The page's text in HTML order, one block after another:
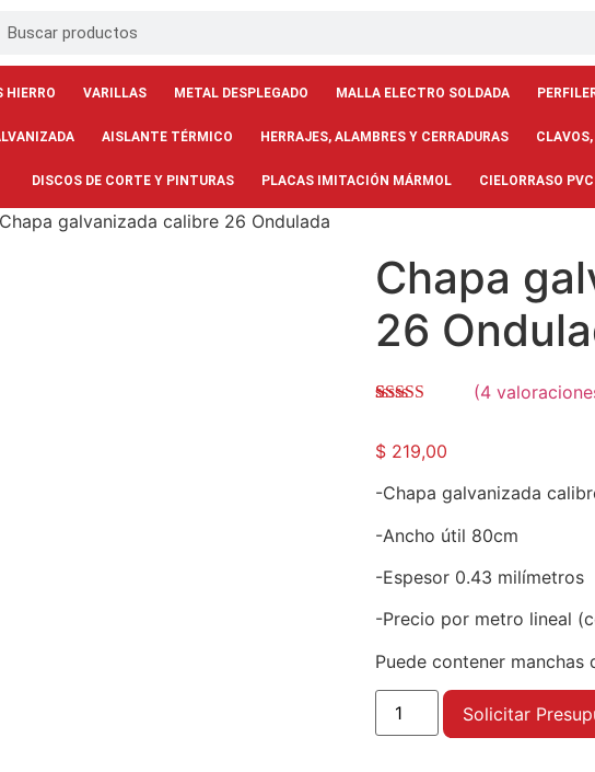
HIERRO VARILLAS METAL DESPLEGADO MALLA ELECTRO SOLDADA
AISLANTE TÉRMICO HERRAJES, ALAMBRES Y CERRADURAS
DISCOS DE CORTE Y PINTURAS PLACAS IMITACIÓN MÁRMOL CIELORRASO PVC
galvanizada calibre 26 Ondulada
Chapa
26
base a
de clientes
(4
$219,00
-Chapa galvanizada
-Ancho útil 80cm
-Espesor 0.43 milímetros
-Precio por metro lineal
Puede contener manchas
Solicitar